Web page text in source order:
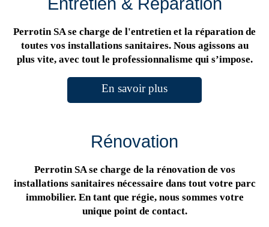
Perrotin SA se charge de l'entretien et la réparation de
toutes vos installations sanitaires. Nous agissons au
plus vite, avec tout le professionnalisme qui s’impose.
En savoir plus
Rénovation
Perrotin SA se charge de la rénovation de vos
installations sanitaires nécessaire dans tout votre parc
immobilier. En tant que régie, nous sommes votre
unique point de contact.